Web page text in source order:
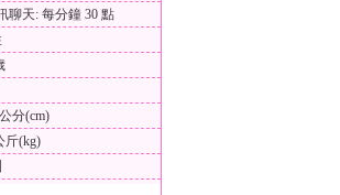
聊天: 每分鐘 30 點
分(cm)
斤(kg)